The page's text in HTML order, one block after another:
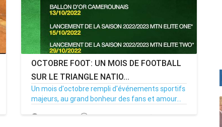
OCTOBRE FOOT: UN MOIS DE FOOTBALL
SUR LE TRIANGLE NATIO...
Un mois d'octobre rempli d'événements sportifs
majeurs, au grand bonheur des fans et amour...
18/09/22 Par MenouActu 0